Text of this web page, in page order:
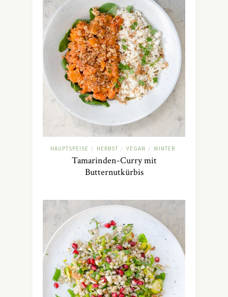
HAUPTSPEISE / HERBST / VEGAN / WINTER
Tamarinden-Curry mit
Butternutkürbis